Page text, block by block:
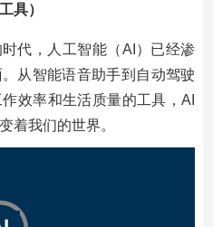
具）
代，人工智能（AI）已经渗
从智能语音助手到自动驾驶
效率和生活质量的工具，AI
着我们的世界。